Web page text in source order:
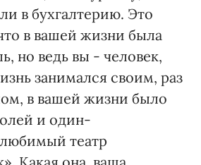
в бухгалтерию. Это
в вашей жизни была
но ведь вы - человек,
занимался своим, раз
в вашей жизни было
и один-
театр